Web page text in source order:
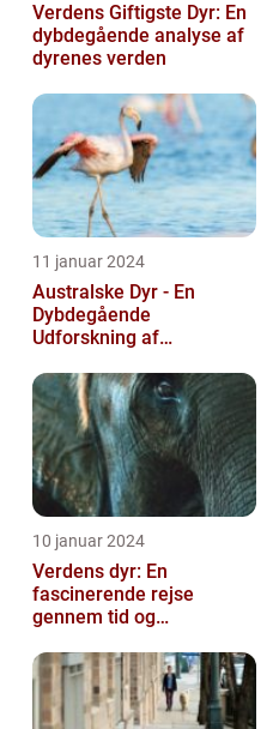
Verdens Giftigste Dyr: En
dybdegående analyse af
dyrenes verden
11 januar 2024
Australske Dyr - En
Dybdegående
Udforskning af
10 januar 2024
Verdens dyr: En
fascinerende rejse
gennem tid og